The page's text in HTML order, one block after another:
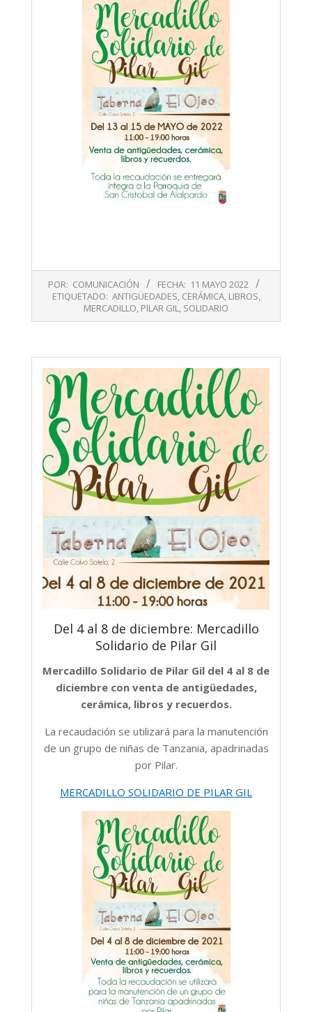
POR: COMUNICACIÓN FECHA: 11 MAYO 2022
ETIQUETADO: ANTIGÜEDADES, CERÁMICA, LIBROS,
MERCADILLO, PILAR GIL, SOLIDARIO
Del 4 al 8 de diciembre: Mercadillo
Solidario de Pilar Gil
Mercadillo Solidario de Pilar Gil del 4 al 8 de
diciembre con venta de antigüedades,
cerámica, libros y recuerdos.
La recaudación se utilizará para la manutención
de un grupo de niñas de Tanzania, apadrinadas
por Pilar.
MERCADILLO SOLIDARIO DE PILAR GIL